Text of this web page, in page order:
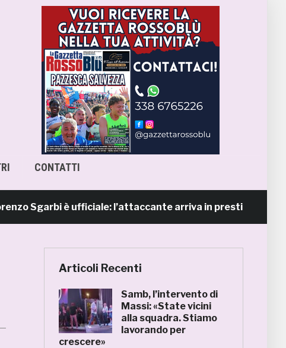
CONTATTI
è ufficiale: l’attaccante arriva in prestito dal Napoli
Articoli Recenti
Samb, l’intervento di
Massi: «State vicini
alla squadra. Stiamo
lavorando per
crescere»